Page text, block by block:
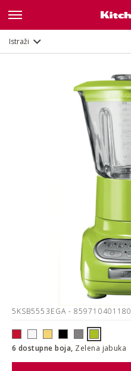
Istraži
5KSB5553EGA - 859710401180
6 dostupne boja, Zelena jabuka